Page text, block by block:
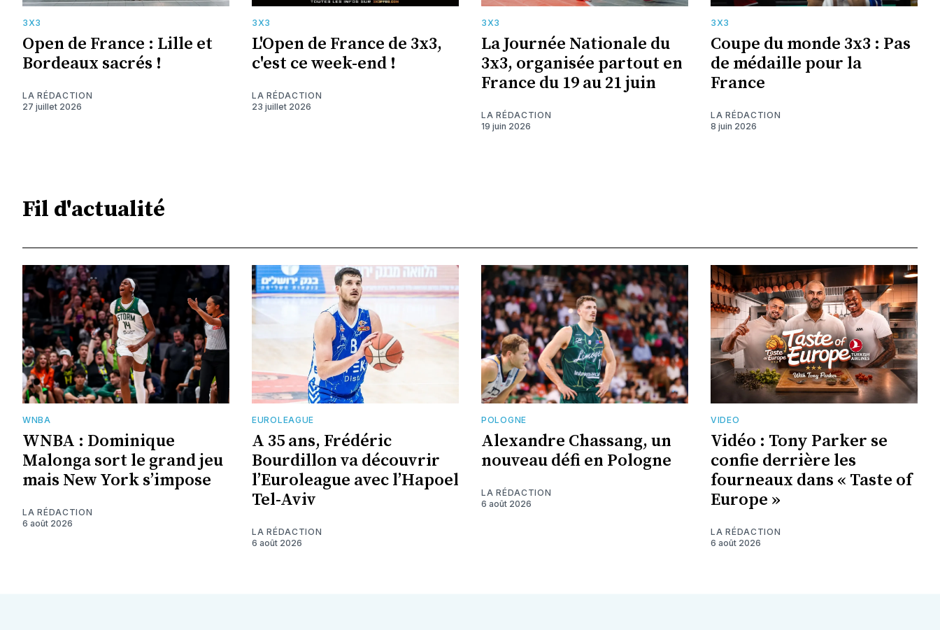
3X3
Open de France : Lille et
Bordeaux sacrés !
LA RÉDACTION
27 juillet 2026
3X3
L'Open de France de 3x3,
c'est ce week-end !
LA RÉDACTION
23 juillet 2026
3X3
La Journée Nationale du
3x3, organisée partout en
France du 19 au 21 juin
LA RÉDACTION
19 juin 2026
3X3
Coupe du monde 3x3 : Pas
de médaille pour la
France
LA RÉDACTION
8 juin 2026
Fil d'actualité
WNBA
WNBA : Dominique
Malonga sort le grand jeu
mais New York s’impose
LA RÉDACTION
6 août 2026
EUROLEAGUE
A 35 ans, Frédéric
Bourdillon va découvrir
l’Euroleague avec l’Hapoel
Tel-Aviv
LA RÉDACTION
6 août 2026
POLOGNE
Alexandre Chassang, un
nouveau défi en Pologne
LA RÉDACTION
6 août 2026
VIDEO
Vidéo : Tony Parker se
confie derrière les
fourneaux dans « Taste of
Europe »
LA RÉDACTION
6 août 2026